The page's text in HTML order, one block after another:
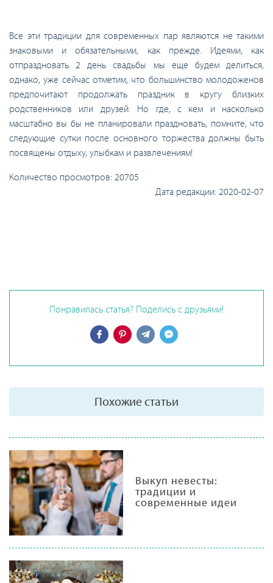
Все эти традиции для современных пар являются не такими
знаковыми и обязательными, как прежде. Идеями, как
отпраздновать 2 день свадьбы мы еще будем делиться,
однако, уже сейчас отметим, что большинство молодоженов
предпочитают продолжать праздник в кругу близких
родственников или друзей. Но где, с кем и насколько
масштабно вы бы не планировали праздновать, помните, что
следующие сутки после основного торжества должны быть
посвящены отдыху, улыбкам и развлечениям!
Количество просмотров: 20705
Дата редакции: 2020-02-07
Понравилась статья? Поделись с друзьями!
Похожие статьи
Выкуп невесты:
традиции и
современные идеи